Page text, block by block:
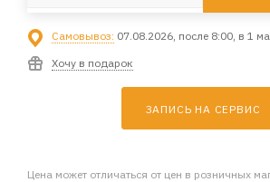
Самовывоз: 07.08.2026, после 8:00, в 1
Хочу в подарок
ЗАПИСЬ НА СЕРВИС
Цена может отличаться от цен в розничных